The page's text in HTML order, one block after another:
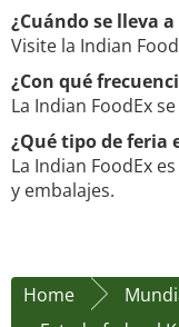
¿Cuándo se lleva
Visite la Indian
¿Con qué
La Indian FoodEx
¿Qué tipo de feria
La Indian FoodEx
y embalajes.
Home